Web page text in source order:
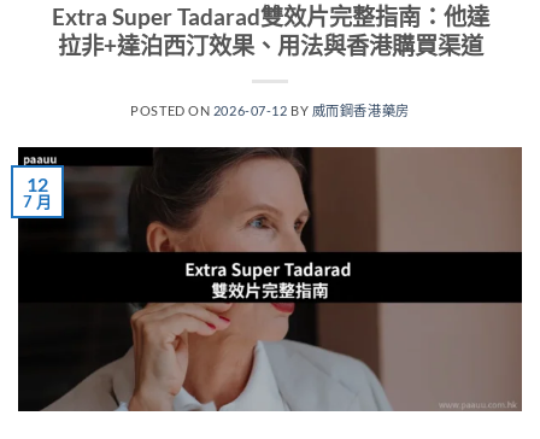
Extra Super Tadarad雙效片完整指南：他達
拉非+達泊西汀效果、用法與香港購買渠道
POSTED ON 2026-07-12 BY 威而鋼香港藥房
12
7 月